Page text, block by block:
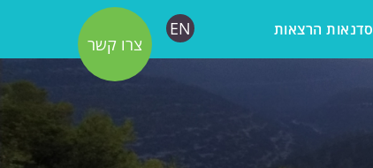
EN
צרו קשר
סדנאות הרצאות